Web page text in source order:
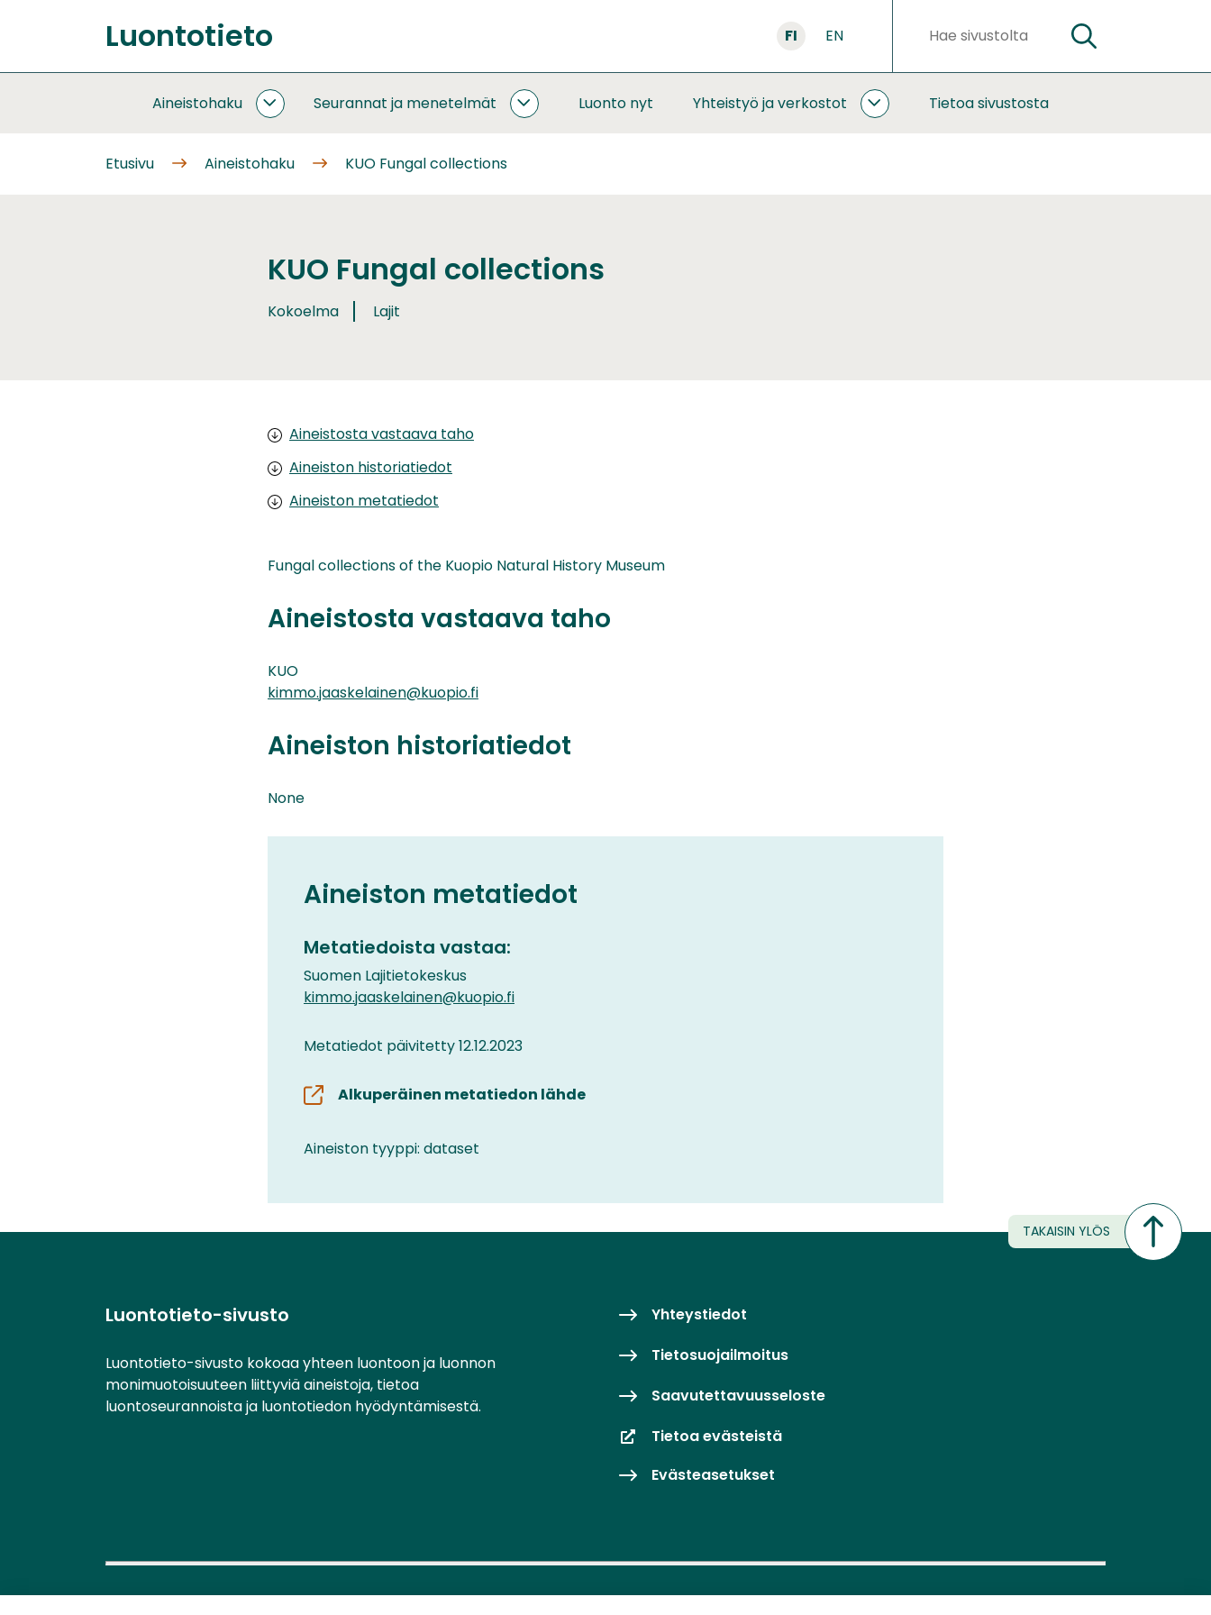
sisältöön
Etusivu
Luontotieto FI EN Hakusanat HAE
Aineistohaku
AINEISTOHAKU
Seurannat ja menetelmät
SEURANNATLuonto nyt Yhteistyö ja verkostot
YHTEISTYÖTietoa sivustosta
Etusivu Aineistohaku KUO Fungal collections
KUO Fungal collections
Kokoelma Lajit
Aineistosta vastaava taho
Aineiston historiatiedot
Aineiston metatiedot
Fungal collections of the Kuopio Natural History Museum
Aineistosta vastaava taho
KUO
kimmo.jaaskelainen@kuopio.fi
Aineiston historiatiedot
None
Aineiston metatiedot
Metatiedoista vastaa:
Suomen Lajitietokeskus
kimmo.jaaskelainen@kuopio.fi
Metatiedot päivitetty 12.12.2023
Alkuperäinen metatiedon lähde
Aineiston tyyppi: dataset
TAKAISIN YLÖS
Luontotieto-sivusto
Luontotieto-sivusto kokoaa yhteen luontoon ja luonnon
monimuotoisuuteen liittyviä aineistoja, tietoa
luontoseurannoista ja luontotiedon hyödyntämisestä.
Yhteystiedot
Tietosuojailmoitus
Saavutettavuusseloste
Tietoa evästeistä
Evästeasetukset